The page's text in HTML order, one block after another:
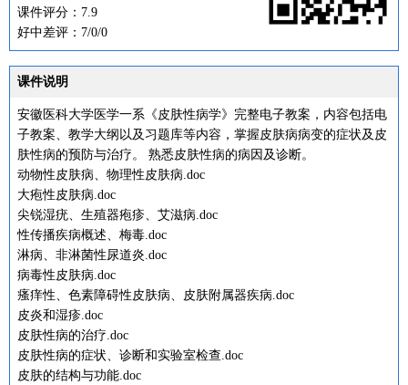
课件评分：7.9
好中差评：7/0/0
课件说明
安徽医科大学医学一系《皮肤性病学》完整电子教案，内容包括电
子教案、教学大纲以及习题库等内容，掌握皮肤病病变的症状及皮
肤性病的预防与治疗。 熟悉皮肤性病的病因及诊断。
动物性皮肤病、物理性皮肤病.doc
大疱性皮肤病.doc
尖锐湿疣、生殖器疱疹、艾滋病.doc
性传播疾病概述、梅毒.doc
淋病、非淋菌性尿道炎.doc
病毒性皮肤病.doc
瘙痒性、色素障碍性皮肤病、皮肤附属器疾病.doc
皮炎和湿疹.doc
皮肤性病的治疗.doc
皮肤性病的症状、诊断和实验室检查.doc
皮肤的结构与功能.doc